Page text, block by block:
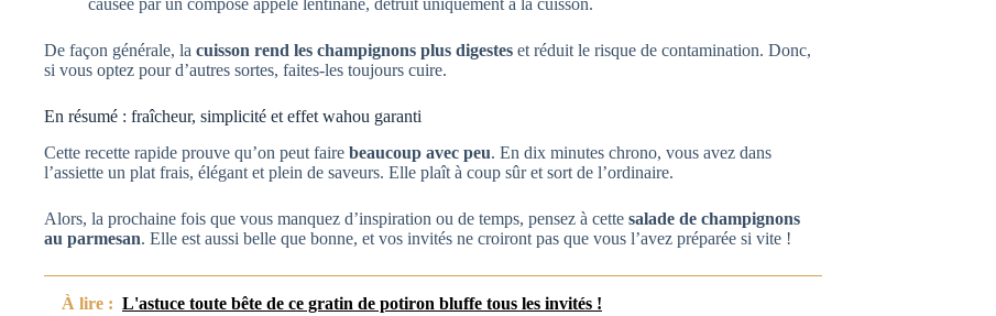
causée par un composé appelé lentinane, détruit uniquement à la cuisson.
De façon générale, la cuisson rend les champignons plus digestes et réduit le risque de contamination. Donc,
si vous optez pour d’autres sortes, faites-les toujours cuire.
En résumé : fraîcheur, simplicité et effet wahou garanti
Cette recette rapide prouve qu’on peut faire beaucoup avec peu. En dix minutes chrono, vous avez dans
l’assiette un plat frais, élégant et plein de saveurs. Elle plaît à coup sûr et sort de l’ordinaire.
Alors, la prochaine fois que vous manquez d’inspiration ou de temps, pensez à cette salade de champignons
au parmesan. Elle est aussi belle que bonne, et vos invités ne croiront pas que vous l’avez préparée si vite !
À lire : L'astuce toute bête de ce gratin de potiron bluffe tous les invités !